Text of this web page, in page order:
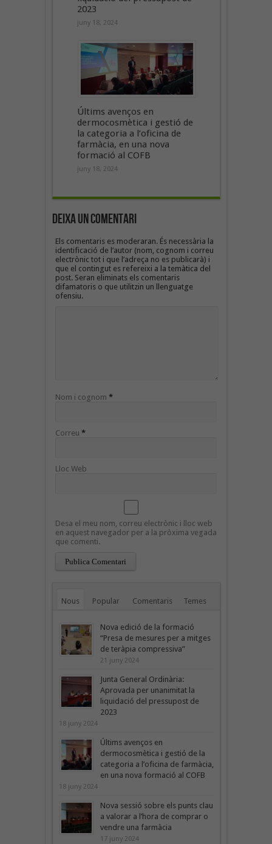
2023
juny 18, 2024
Últims avenços en
dermocosmètica i gestió de
la categoria a l’oficina de
farmàcia, en una nova
formació al COFB
juny 18, 2024
Deixa un Comentari
Els comentaris es moderaran. És necessària la
identificació de l’autor (nom, cognom i correu
electrònic tot i que l’adreça no es publicarà) i
que el contingut es refereixi a la temàtica del
post. Seran eliminats els comentaris
difamatoris o que utilitzin un llenguatge
ofensiu.
Nom i cognom *
Correu *
Lloc Web
Desa el meu nom, correu electrònic i lloc web
en aquest navegador per a la pròxima vegada
que comenti.
Nous Popular Comentaris Temes
Nova edició de la formació
“Presa de mesures per a mitges
de teràpia compressiva”
21 juny 2024
Junta General Ordinària:
Aprovada per unanimitat la
liquidació del pressupost de
2023
18 juny 2024
Últims avenços en
dermocosmètica i gestió de la
categoria a l’oficina de farmàcia,
en una nova formació al COFB
18 juny 2024
Nova sessió sobre els punts clau
a valorar a l’hora de comprar o
vendre una farmàcia
17 juny 2024